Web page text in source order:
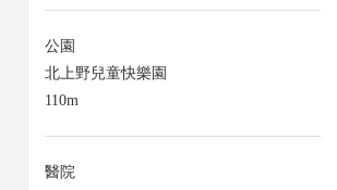
公園
北上野兒童快樂園
110m
醫院